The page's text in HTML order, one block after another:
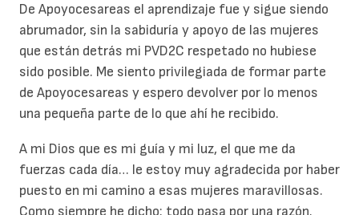
De Apoyocesareas el aprendizaje fue y sigue siendo
abrumador, sin la sabiduría y apoyo de las mujeres
que están detrás mi PVD2C respetado no hubiese
sido posible. Me siento privilegiada de formar parte
de Apoyocesareas y espero devolver por lo menos
una pequeña parte de lo que ahí he recibido.
A mi Dios que es mi guía y mi luz, el que me da
fuerzas cada día… le estoy muy agradecida por haber
puesto en mi camino a esas mujeres maravillosas.
Como siempre he dicho: todo pasa por una razón.